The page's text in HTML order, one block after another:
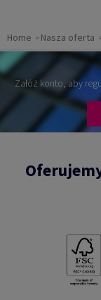
Home Nasza oferta
Załóż konto, aby